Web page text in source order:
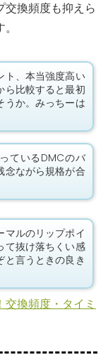
交換頻度も抑えら
ト、本当強度高い
ら比較すると最初
うか。みっちーは
ているDMCのバ
念ながら規格が合
マルのリップポイ
て抜け落ちくい感
と言うときの良き
交換頻度・タイミ